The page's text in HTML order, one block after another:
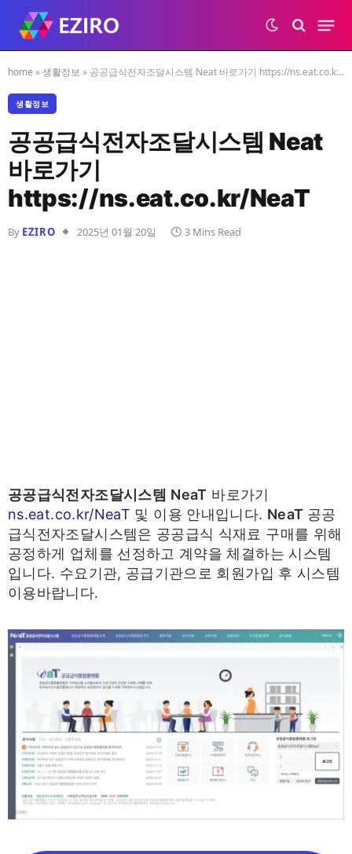
home »생활정보 » 공공급식전자조달시스템 Neat 바로가기 https://ns.eat.co.kr/NeaT
생활정보
공공급식전자조달시스템 Neat
바로가기
https://ns.eat.co.kr/NeaT
By EZIRO 2025년 01월 20일 3 Mins Read
공공급식전자조달시스템 NeaT 바로가기
ns.eat.co.kr/NeaT 및 이용 안내입니다. NeaT 공공
급식전자조달시스템은 공공급식 식재료 구매를 위해
공정하게 업체를 선정하고 계약을 체결하는 시스템
입니다. 수요기관, 공급기관으로 회원가입 후 시스템
이용바랍니다.